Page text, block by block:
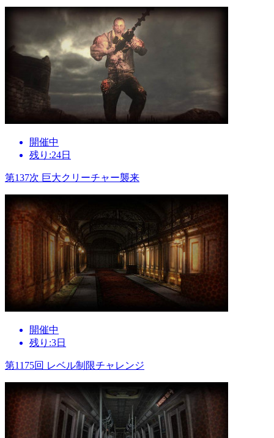
開催中
残り:24日
第137次 巨大クリーチャー襲来
開催中
残り:3日
第1175回 レベル制限チャレンジ